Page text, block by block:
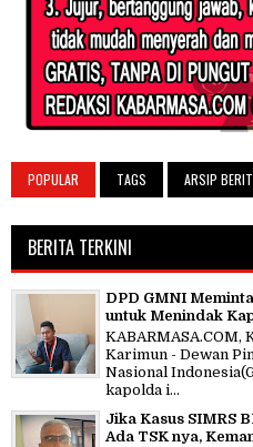
POPULAR TAGS ARSIP
BERITA TERKINI
DPD GMNI
untuk Menindak
KABARMASA.COM,
Karimun - Dewan
Nasional
kapolda i...
Jika Kasus SIMRS
Ada TSK nya,